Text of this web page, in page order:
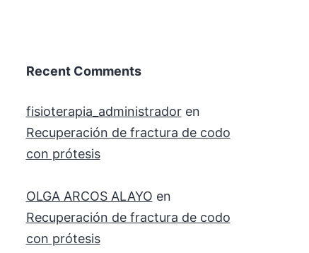
Recent Comments
fisioterapia_administradoren
Recuperación de fractura de codo
con prótesis
OLGA ARCOS ALAYO en
Recuperación de fractura de codo
con prótesis